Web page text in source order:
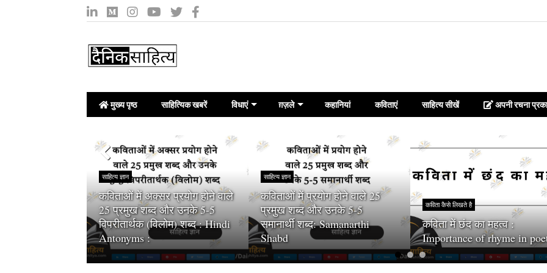
मुख्य पृष्ठ साहित्यिक खबरें विधाएं ग़ज़ले कहानियां कविताएं साहित्य सीखें अपनी रचना
साहित्य ज्ञान
कविताओं में अक्सर प्रयोग होने वाले
25 प्रमुख शब्द और उनके 5-5
विपरीतार्थक (विलोम) शब्द : Hindi
Antonyms :
साहित्य ज्ञान
कविताओं में प्रयोग होने वाले 25
प्रमुख शब्द और उनके 5-5
समानार्थी शब्द: Samanarthi
Shabd
कविता कैसे लिखते है
कविता में छंद का महत्व :
Importance of rhyme in